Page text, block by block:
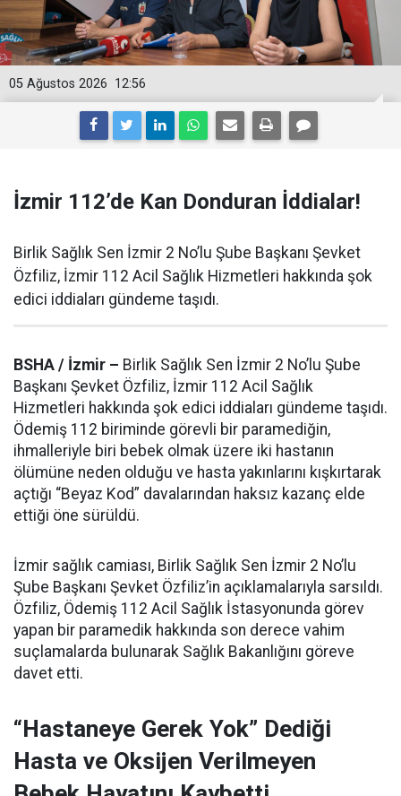
12:56
05 Ağustos 2026
İzmir 112’de Kan Donduran İddialar!
Birlik Sağlık Sen İzmir 2 No’lu Şube Başkanı Şevket
Özfiliz, İzmir 112 Acil Sağlık Hizmetleri hakkında şok
edici iddiaları gündeme taşıdı.
BSHA / İzmir – Birlik Sağlık Sen İzmir 2 No’lu Şube
Başkanı Şevket Özfiliz, İzmir 112 Acil Sağlık
Hizmetleri hakkında şok edici iddiaları gündeme taşıdı.
Ödemiş 112 biriminde görevli bir paramediğin,
ihmalleriyle biri bebek olmak üzere iki hastanın
ölümüne neden olduğu ve hasta yakınlarını kışkırtarak
açtığı “Beyaz Kod” davalarından haksız kazanç elde
ettiği öne sürüldü.
İzmir sağlık camiası, Birlik Sağlık Sen İzmir 2 No’lu
Şube Başkanı Şevket Özfiliz’in açıklamalarıyla sarsıldı.
Özfiliz, Ödemiş 112 Acil Sağlık İstasyonunda görev
yapan bir paramedik hakkında son derece vahim
suçlamalarda bulunarak Sağlık Bakanlığını göreve
davet etti.
“Hastaneye Gerek Yok” Dediği
Hasta ve Oksijen Verilmeyen